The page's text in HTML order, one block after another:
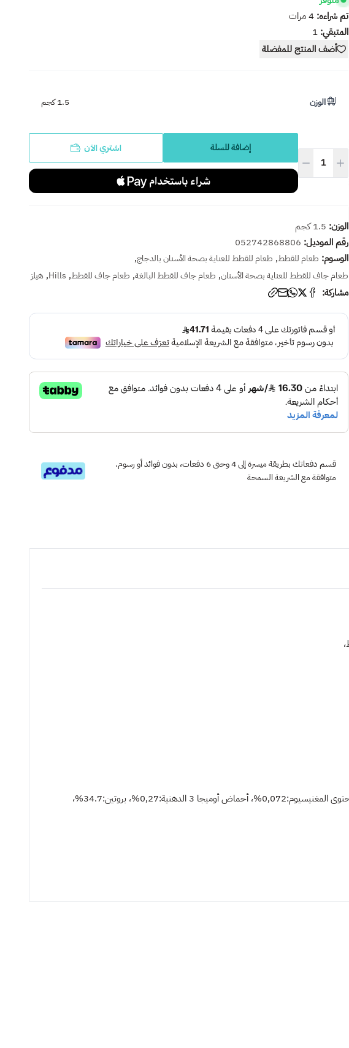
تم شراءه:4مرات
المتبقي:1
أضف المنتج للمفضلة
الوزن 1.5 كجم
إضافة للسلة اشتري الآن
الوزن: 1.5 كجم
رقم الموديل: 052742868806
الوسوم: طعام للقطط, طعام للقطط للعناية بصحة الأسنان بالدجاج,
طعام جاف للقطط للعناية بصحة الأسنان, طعام جاف للقطط البالغة, طعام جاف للقطط,
Hills
, هيلز
مشاركة:
قسم دفعاتك بطريقة ميسرة إلى 4 وحتى 6 دفعات، بدون فوائد أو رسوم.
متوافقة مع الشريعة السمحة
المكونات التحليلية :أحماض أوميجا 6 الدهنية:3,25%، الكالسيوم:0.95%، محتوى البوتاسيوم:0.79%، محتوى التورين:0.2، محتوى المغنيسيوم:0,072%، أحماض أوميجا 3 الدهنية:0,27%، بروتين:34.7%،